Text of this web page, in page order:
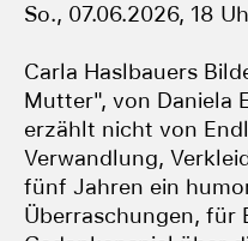
So., 07.06.2026, 18
Carla Haslbauers
Mutter", von Daniela
erzählt nicht von
Verwandlung,
fünf Jahren ein
Überraschungen, für